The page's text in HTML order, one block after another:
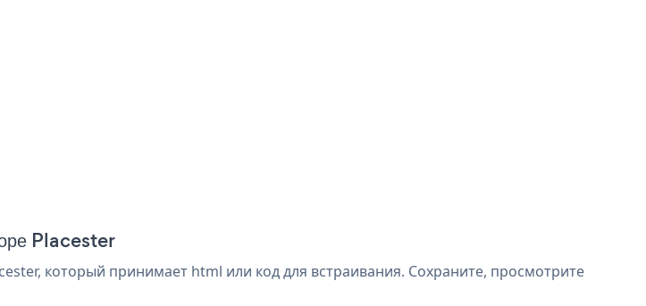
Placester
который принимает html или код для встраивания. Сохраните, просмотрите